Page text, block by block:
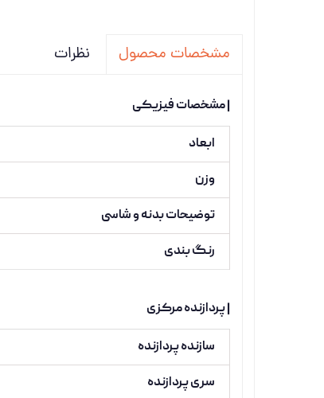
مشخصات محصول نظرات
| مشخصات فیزیکی
ابعاد
وزن
توضیحات بدنه و شاسی
رنگ بندی
| پردازنده مرکزی
سازنده پردازنده
سری پردازنده